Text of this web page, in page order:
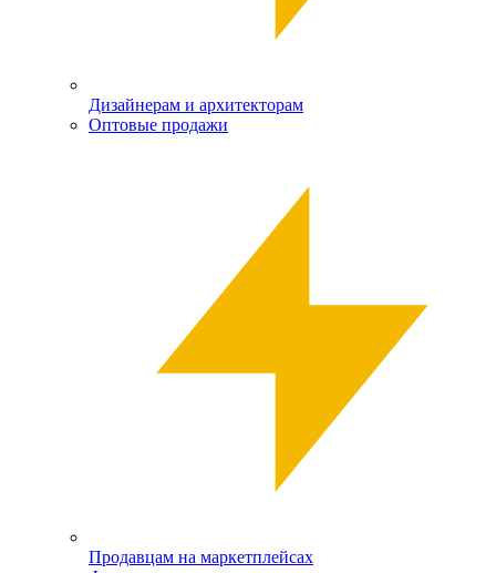
Дизайнерам и архитекторам
Оптовые продажи
Продавцам на маркетплейсах